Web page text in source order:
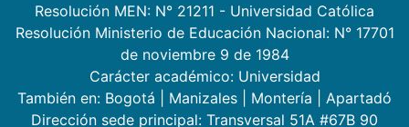
Resolución MEN: N° 21211 - Universidad Católica
Resolución Ministerio de Educación Nacional: N° 17701
de noviembre 9 de 1984
Carácter académico: Universidad
También en: Bogotá Manizales Montería
Apartadó
Dirección sede principal: Transversal 51A #67B 90